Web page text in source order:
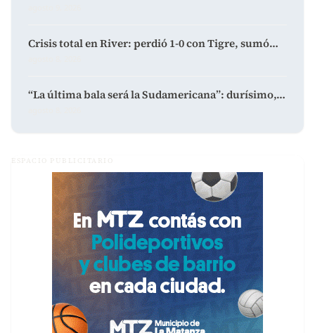
Crisis total en River: perdió 1-0 con Tigre, sumó…
“La última bala será la Sudamericana”: durísimo,…
ESPACIO PUBLICITARIO